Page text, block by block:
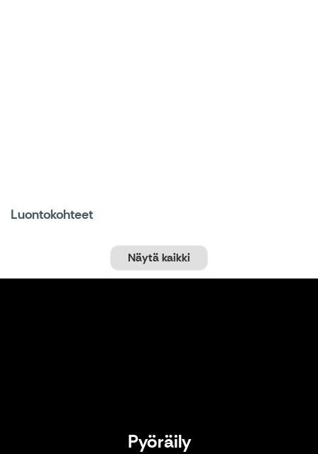
Luontokohteet
Näytä kaikki
Pyöräily